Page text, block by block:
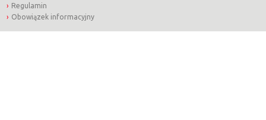
Regulamin
Obowiązek informacyjny